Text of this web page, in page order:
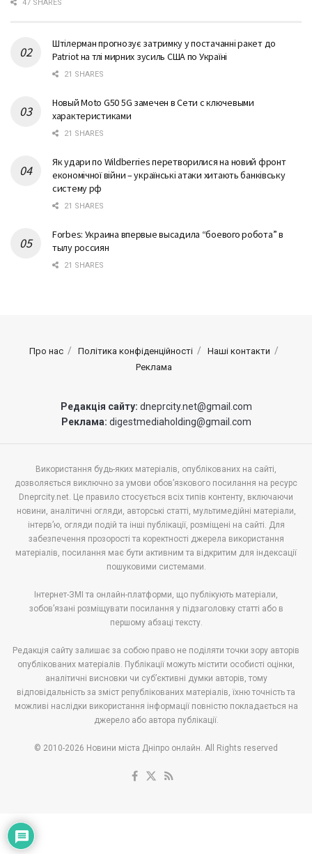
47 SHARES
Штілерман прогнозує затримку у постачанні ракет до
Patriot на тлі мирних зусиль США по Україні
21 SHARES
Новый Moto G50 5G замечен в Сети с ключевыми
характеристиками
21 SHARES
Як удари по Wildberries перетворилися на новий фронт
економічної війни – українські атаки хитають банківську
систему рф
21 SHARES
Forbes: Украина впервые высадила “боевого робота” в
тылу россиян
21 SHARES
Про нас Політика конфіденційності
Наші контакти
Реклама
Редакція сайту: dneprcity.net@gmail.com
Реклама: digestmediaholding@gmail.com
Використання будь-яких матеріалів, опублікованих на сайті,
дозволяється виключно за умови обов’язкового посилання на ресурс
Dneprcity.net. Це правило стосується всіх типів контенту, включаючи
новини, аналітичні огляди, авторські статті, мультимедійні матеріали,
інтерв’ю, огляди подій та інші публікації, розміщені на сайті. Для
забезпечення прозорості та коректності джерела використання
матеріалів, посилання має бути активним та відкритим для індексації
пошуковими системами.
Інтернет-ЗМІ та онлайн-платформи, що публікують матеріали,
зобов’язані розміщувати посилання у підзаголовку статті або в
першому абзаці тексту.
Редакція сайту залишає за собою право не поділяти точки зору авторів
опублікованих матеріалів. Публікації можуть містити особисті оцінки,
аналітичні висновки чи суб’єктивні думки авторів, тому
відповідальність за зміст републікованих матеріалів, їхню точність та
можливі наслідки використання інформації повністю покладається на
джерело або автора публікації.
© 2010-2026 Новини міста Дніпро онлайн. All Rights reserved